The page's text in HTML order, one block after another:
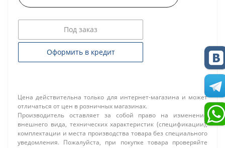
Под заказ
Оформить в кредит
Цена действительна только для интернет-магазина и может
отличаться от цен в розничных магазинах.
Производитель оставляет за собой право на изменение
внешнего вида, технических характеристик (спецификации),
комплектации и места производства товара без специального
уведомления. Пожалуйста, при покупке товара проверяйте